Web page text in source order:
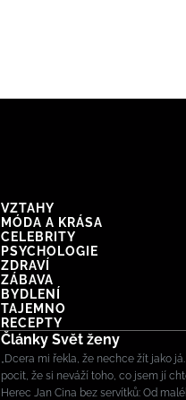
VZTAHY
MÓDA A KRÁSA
CELEBRITY
PSYCHOLOGIE
ZDRAVÍ
ZÁBAVA
BYDLENÍ
TAJEMNO
RECEPTY
Články Svět ženy
„Dcera mi řekla, že nechce žít jako
pocit, že si neváží toho, co jsem jí
Herec Jan Cina bez servítků: Od